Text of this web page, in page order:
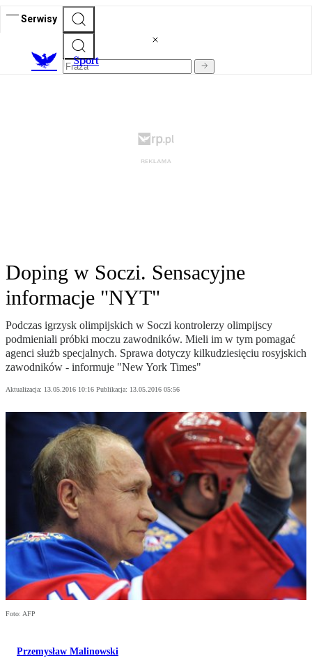
Serwisy
Sport
Doping w Soczi. Sensacyjne
informacje "NYT"
Podczas igrzysk olimpijskich w Soczi kontrolerzy olimpijscy
podmieniali próbki moczu zawodników. Mieli im w tym pomagać
agenci służb specjalnych. Sprawa dotyczy kilkudziesięciu rosyjskich
zawodników - informuje "New York Times"
Aktualizacja: 13.05.2016 10:16 Publikacja: 13.05.2016 05:56
Foto: AFP
Przemysław Malinowski